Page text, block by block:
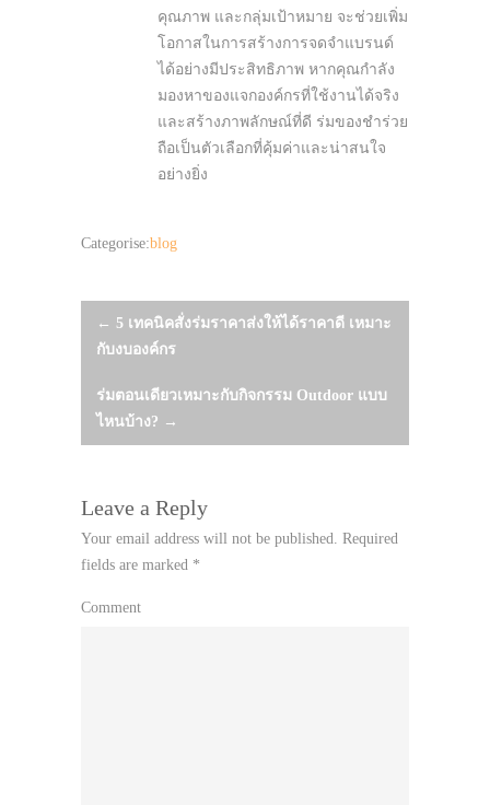
คุณภาพ และกลุ่มเป้าหมาย จะช่วยเพิ่ม
โอกาสในการสร้างการจดจำแบรนด์
ได้อย่างมีประสิทธิภาพ หากคุณกำลัง
มองหาของแจกองค์กรที่ใช้งานได้จริง
และสร้างภาพลักษณ์ที่ดี ร่มของชำร่วย
ถือเป็นตัวเลือกที่คุ้มค่าและน่าสนใจ
อย่างยิ่ง
Categorise:blog
Post
navigation
← 5 เทคนิคสั่งร่มราคาส่งให้ได้ราคาดี เหมาะ
กับงบองค์กร
ร่มตอนเดียวเหมาะกับกิจกรรม Outdoor แบบ
ไหนบ้าง? →
Leave a Reply
Your email address will not be published. Required
fields are marked *
Comment